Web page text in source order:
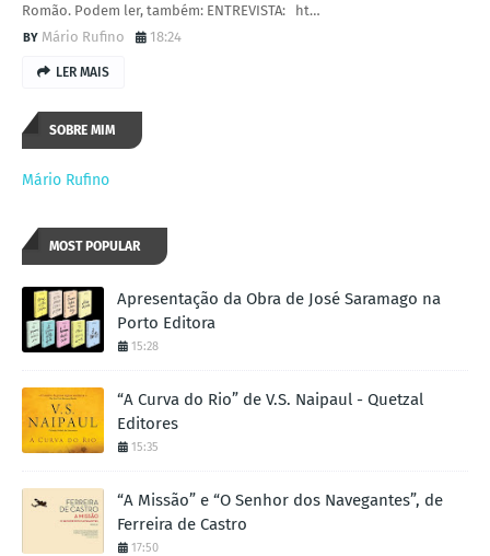
Romão. Podem ler, também: ENTREVISTA: ht…
Mário Rufino
18:24
LER MAIS
SOBRE MIM
Mário Rufino
MOST POPULAR
Apresentação da Obra de José Saramago na
Porto Editora
15:28
“A Curva do Rio” de V.S. Naipaul - Quetzal
Editores
15:35
“A Missão” e “O Senhor dos Navegantes”, de
Ferreira de Castro
17:50